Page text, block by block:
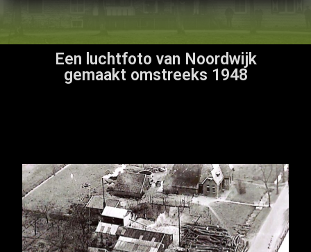
Een luchtfoto van Noordwijk
gemaakt omstreeks 1948